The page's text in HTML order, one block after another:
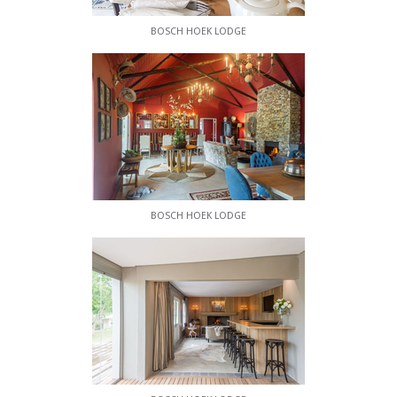
BOSCH HOEK LODGE
BOSCH HOEK LODGE